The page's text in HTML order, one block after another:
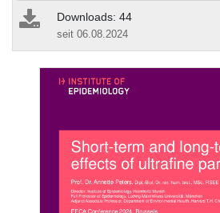
Downloads: 44
seit 06.08.2024